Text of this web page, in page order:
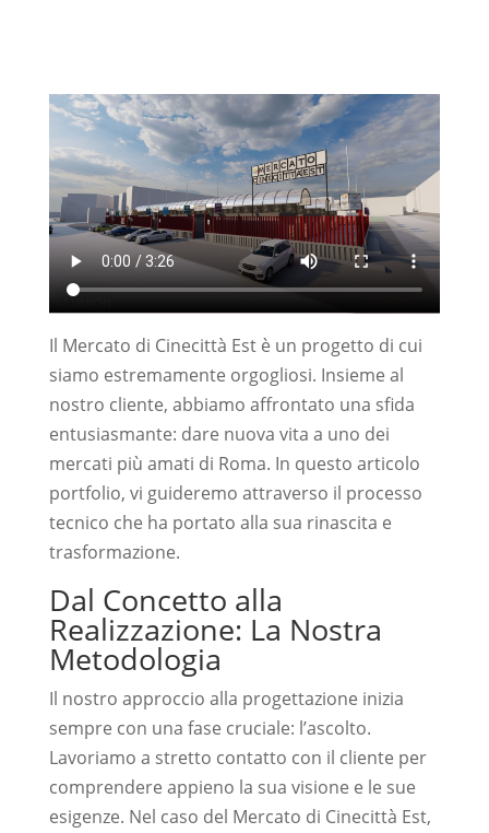
Il Mercato di Cinecittà Est è un progetto di cui
siamo estremamente orgogliosi. Insieme al
nostro cliente, abbiamo affrontato una sfida
entusiasmante: dare nuova vita a uno dei
mercati più amati di Roma. In questo articolo
portfolio, vi guideremo attraverso il processo
tecnico che ha portato alla sua rinascita e
trasformazione.
Dal Concetto alla
Realizzazione: La Nostra
Metodologia
Il nostro approccio alla progettazione inizia
sempre con una fase cruciale: l’ascolto.
Lavoriamo a stretto contatto con il cliente per
comprendere appieno la sua visione e le sue
esigenze. Nel caso del Mercato di Cinecittà Est,